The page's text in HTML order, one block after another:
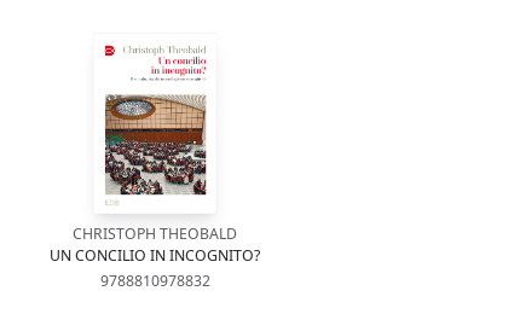
CHRISTOPH THEOBALD
UN CONCILIO IN INCOGNITO?
9788810978832